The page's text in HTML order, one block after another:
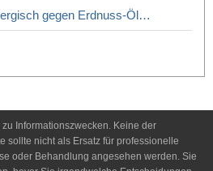
gegen Erdnuss-Öl…
Informationszwecken. Keine der
sollte nicht als Ersatz für professionelle
oder Behandlung angesehen werden. Sie